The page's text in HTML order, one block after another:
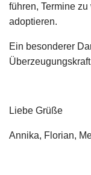
führen, Termine
adoptieren.
Ein besonderer
Liebe Grüße
Annika, Florian,